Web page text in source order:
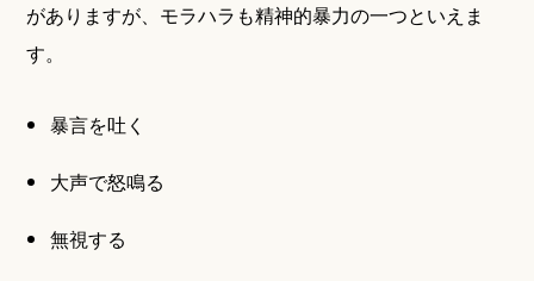
がありますが、モラハラも精神的暴力の一つといえま
す。
暴言を吐く
大声で怒鳴る
無視する